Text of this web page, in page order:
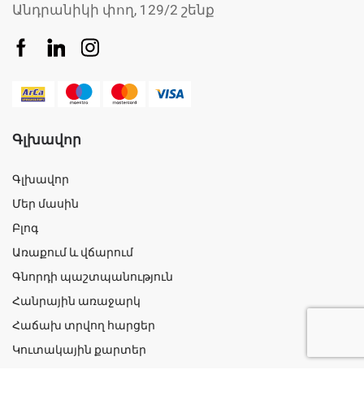
Անդրանիկի փող, 129/2 շենք
Գլխավոր
Գլխավոր
Մեր մասին
Բլոգ
Առաքում և վճարում
Գնորդի պաշտպանություն
Հանրային առաջարկ
Հաճախ տրվող հարցեր
Կուտակային քարտեր